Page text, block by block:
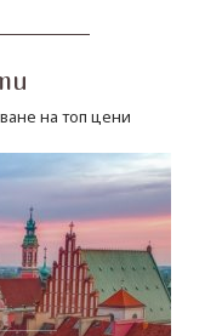
на топ цени